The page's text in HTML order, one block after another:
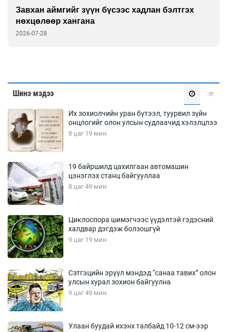
бэлтгэх
Дэлхийн банк групп Монгол
төлөөлөгчөөр Викториа
Шинэ мэдээ
Их зохиолчийн уран бүтээл, туурвил зүйн
онцлогийг олон улсын судлаачид хэлэлцлээ
8 цаг 19 мин
19 байршилд цахилгаан автомашин
цэнэглэх станц байгууллаа
8 цаг 49 мин
Циклоспора шимэгчээс үүдэлтэй гэдэсний
халдвар дэгдэж болзошгүй
9 цаг 19 мин
Сэтгэцийн эрүүл мэндэд “санаа тавих” олон
улсын хурал зохион байгуулна
9 цаг 49 мин
Улаан буудай ихэнх талбайд 10-12 см-ээр